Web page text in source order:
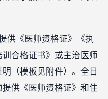
供《医师资格证》《执
合格证书》或主治医师
（模板见附件）。全日
供《医师资格证》和住